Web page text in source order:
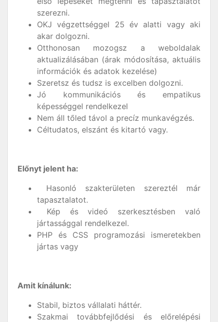
szerezni.
OKJ végzettséggel 25 év alatti vagy aki
akar dolgozni.
Otthonosan mozogsz a weboldalak
aktualizálásában (árak módosítása, aktuális
információk és adatok kezelése)
Szeretsz és tudsz is excelben dolgozni.
Jó kommunikációs és empatikus
képességgel rendelkezel
Nem áll tőled távol a precíz munkavégzés.
Céltudatos, elszánt és kitartó vagy.
Előnyt jelent ha:
Hasonló szakterületen szereztél már
tapasztalatot.
Kép és videó szerkesztésben való
jártassággal rendelkezel.
PHP és CSS programozási ismeretekben
jártas vagy
Amit kínálunk:
Stabil, biztos vállalati háttér.
Szakmai továbbfejlődési és előrelépési